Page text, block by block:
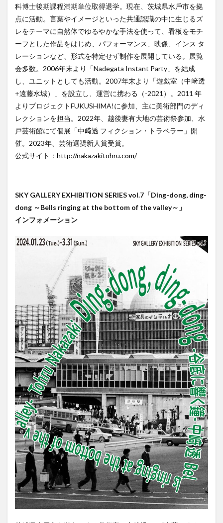
科博士後期課程満期単位取得退学。現在、茨城県水戶市を拠
点に活動。言葉やイメージといった共通認識の中に生じるズ
レをテーマに自然体でゆるやかな手法を使って、看板をモチ
ーフとした作品をはじめ、パフォーマンス、映像、インス タ
レーションなど、形式を特定せず制作を展開している。展覧
会多数。2006年末より「Nadegata Instant Party」を結成
し、ユニットとしても活動。2007年末より「遊戯室（中﨑透
+遠藤水城）」を設立し、運営に携わる（-2021）。2011 年
よりプロジェクトFUKUSHIMA!に参加、主に美術部門のディ
レクションを担当。2022年、越後妻有大地の芸術祭参加、水
戸芸術館にて個展「中﨑透 フィクション・トラベラー」開
催。2023年、芸術選奨新人賞受賞。
公式サイト： http://nakazakitohru.com/
SKY GALLERY EXHIBITION SERIES vol.7「Ding-dong, ding-
dong ～Bells ringing at the bottom of the valley～」
インフォメーション